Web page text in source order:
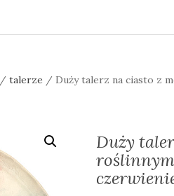
/ talerze / Duży talerz na ciasto z
Duży